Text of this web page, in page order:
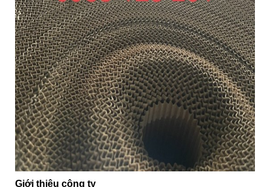
Giới thiệu công ty